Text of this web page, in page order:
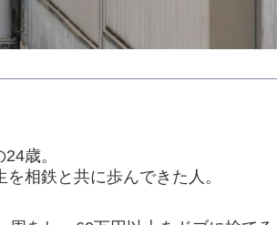
歳。
相鉄と共に歩んできた人。